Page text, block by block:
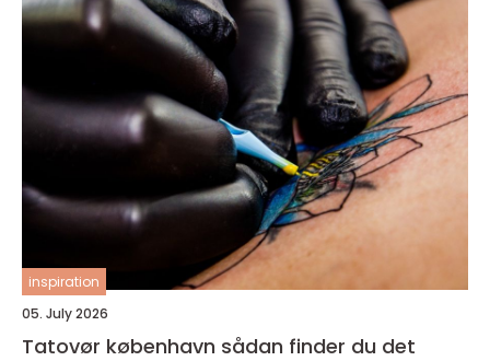
inspiration
05. July 2026
Tatovør københavn sådan finder du det